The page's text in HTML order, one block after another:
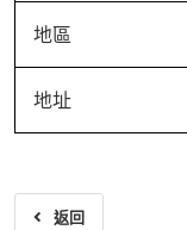
地區
地址
返回